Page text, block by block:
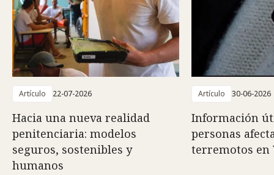
Artículo 22-07-2026
Hacia una nueva realidad
penitenciaria: modelos
seguros, sostenibles y
humanos
Artículo 30-06-2026
Información
personas
terremotos en